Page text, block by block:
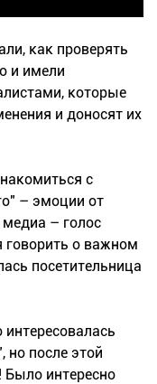
как проверять
и имели
которые
и доносят их
с
– эмоции от
– голос
говорить о важном
посетительница
но после этой
Было интересно